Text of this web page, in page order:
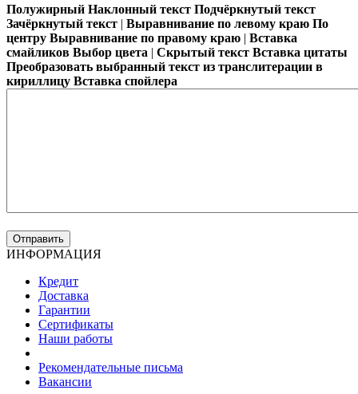
Полужирный Наклонный текст Подчёркнутый текст
Зачёркнутый текст | Выравнивание по левому краю По
центру Выравнивание по правому краю | Вставка
смайликов Выбор цвета | Скрытый текст Вставка цитаты
Преобразовать выбранный текст из транслитерации в
кириллицу Вставка спойлера
ИНФОРМАЦИЯ
Кредит
Доставка
Гарантии
Сертификаты
Наши работы
Рекомендательные письма
Вакансии